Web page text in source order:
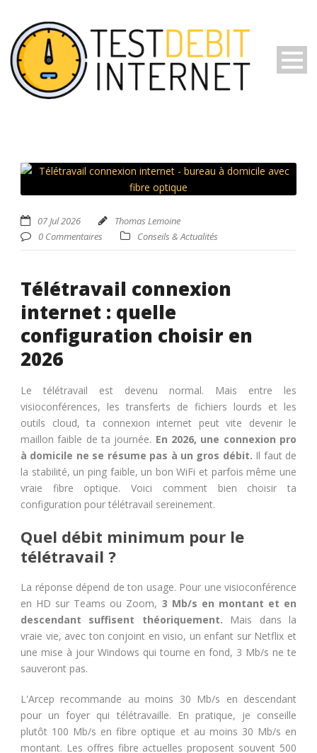
07 Jul 2026
Thomas Lemoine
0 Commentaires
Conseils & Actualités
Télétravail connexion
internet : quelle
configuration choisir en
2026
Le télétravail est devenu normal. Mais entre les
visioconférences, les transferts de fichiers lourds et les
outils cloud, ta connexion internet peut vite devenir le
maillon faible de ta journée. En 2026, une connexion pro
à domicile ne se résume pas à un gros débit. Il faut de
la stabilité, un ping faible, un bon WiFi et parfois même une
vraie fibre optique. Voici comment bien choisir ta
configuration pour télétravail sereinement.
Quel débit minimum pour le
télétravail ?
La réponse dépend de ton usage. Pour une visioconférence
en HD sur Teams ou Zoom, 3 Mb/s en montant et en
descendant suffisent théoriquement. Mais dans la
vraie vie, avec ton conjoint en visio, un enfant sur Netflix et
une mise à jour Windows qui tourne en fond, 3 Mb/s ne te
sauveront pas.
L'Arcep recommande au moins 30 Mb/s en descendant
pour un foyer qui télétravaille. En pratique, je conseille
plutôt 100 Mb/s en fibre optique et au moins 30 Mb/s en
montant. Les offres fibre actuelles proposent souvent 500